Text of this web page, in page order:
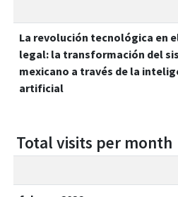
La revolución tecnológica en
legal: la transformación del
mexicano a través de la
artificial
Total visits per month